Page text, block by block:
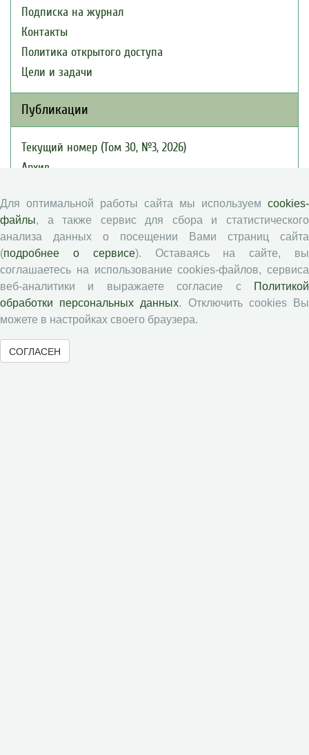
Подписка на журнал
Контакты
Политика открытого доступа
Цели и задачи
Публикации
Текущий номер (Том 30, №3, 2026)
Архив
Авторы
Статьи
Подборка статей
Авторам
Правила для авторов
Типовой лицензионный договор
Публикационная этика
Для оптимальной работы сайта мы используем cookies-
файлы, а также сервис для сбора и статистического
анализа данных о посещении Вами страниц сайта
(подробнее о сервисе). Оставаясь на сайте, вы
соглашаетесь на использование cookies-файлов, сервиса
веб-аналитики и выражаете согласие с
Политикой
обработки персональных данных. Отключить cookies Вы
можете в настройках своего браузера.
СОГЛАСЕН